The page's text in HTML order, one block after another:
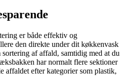
er både effektiv og
den direkte under dit køkkenvask
af affald, samtidig med at du
har normalt flere sektioner
affaldet efter kategorier som plastik,